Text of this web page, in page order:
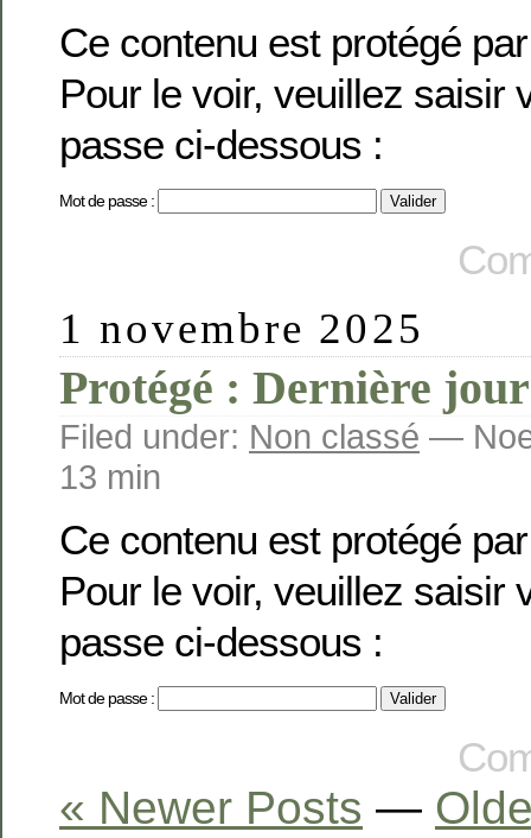
Ce contenu est protégé
Pour le voir, veuillez saisir
passe ci-dessous :
Mot de passe :
1 novembre 2025
Protégé : Dernière
Filed under: Non classé —
13 min
Ce contenu est protégé
Pour le voir, veuillez saisir
passe ci-dessous :
Mot de passe :
« Newer Posts —